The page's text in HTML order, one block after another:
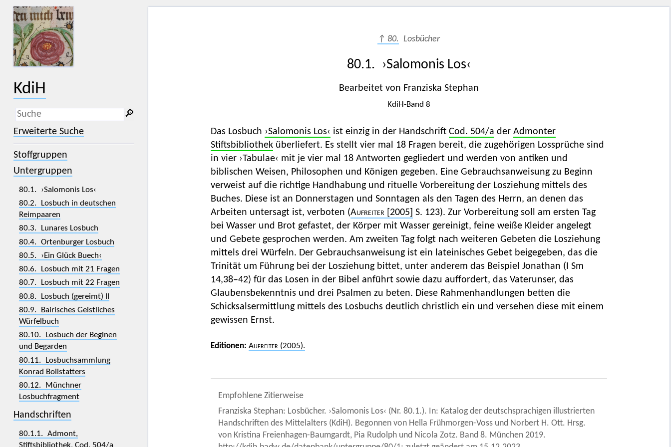
KdiH
_
(der Unterstrich) ist Platzhalter für
genau ein Zeichen.
% (das Prozentzeichen) ist Platzhalter
für kein, ein oder mehr als ein
🔎︎
Erweiterte Suche
Stoffgruppen
Untergruppen
80.1. ›Salomonis Los‹
80.2. Losbuch in deutschen
Reimpaaren
80.3. Lunares Losbuch
80.4. Ortenburger Losbuch
80.5. ›Ein Glück Buech‹
80.6. Losbuch mit 21 Fragen
80.7. Losbuch mit 22 Fragen
80.8. Losbuch (gereimt) II
80.9. Bairisches Geistliches
Würfelbuch
80.10. Losbuch der Beginen
und Begarden
80.11. Losbuchsammlung
Konrad Bollstatters
80.12. Münchner
Losbuchfragment
Handschriften
80.1.1. Admont,
Stiftsbibliothek, Cod. 504/a
↑ 80. Losbücher
80.1. ›Salomonis Los‹
Bearbeitet von Franziska Stephan
KdiH-Band 8
Das Losbuch ›Salomonis Los‹ ist einzig in der Handschrift Cod. 504/a der Admonter
Stiftsbibliotheküberliefert. Es stellt vier mal 18 Fragen bereit, die zugehörigen Lossprüche sind
in vier ›Tabulae‹ mit je vier mal 18 Antworten gegliedert und werden von antiken und
biblischen Weisen, Philosophen und Königen gegeben. Eine Gebrauchsanweisung zu Beginn
verweist auf die richtige Handhabung und rituelle Vorbereitung der Losziehung mittels des
Buches. Diese ist an Donnerstagen und Sonntagen als den Tagen des Herrn, an denen das
Arbeiten untersagt ist, verboten (Aufreiter[2005] S. 123). Zur Vorbereitung soll am ersten Tag
bei Wasser und Brot gefastet, der Körper mit Wasser gereinigt, feine weiße Kleider angelegt
und Gebete gesprochen werden. Am zweiten Tag folgt nach weiteren Gebeten die Losziehung
mittels drei Würfeln. Der Gebrauchsanweisung ist ein lateinisches Gebet beigegeben, das die
Trinität um Führung bei der Losziehung bittet, unter anderem das Beispiel Jonathan (I Sm
14,38–42) für das Losen in der Bibel anführt sowie dazu auffordert, das Vaterunser, das
Glaubensbekenntnis und drei Psalmen zu beten. Diese Rahmenhandlungen betten die
Schicksalsermittlung mittels des Losbuchs deutlich christlich ein und versehen diese mit einem
gewissen Ernst.
Editionen: Aufreiter (2005).
Empfohlene Zitierweise
Franziska Stephan: Losbücher. ›Salomonis Los‹ (Nr. 80.1.). In: Katalog der deutschsprachigen illustrierten
Handschriften des Mittelalters (KdiH). Begonnen von Hella Frühmorgen-Voss und Norbert H. Ott. Hrsg.
von Kristina Freienhagen-Baumgardt, Pia Rudolph und Nicola Zotz. Band 8. München 2019.